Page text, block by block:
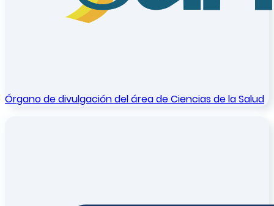
Órgano de divulgación del área de Ciencias de la Salud